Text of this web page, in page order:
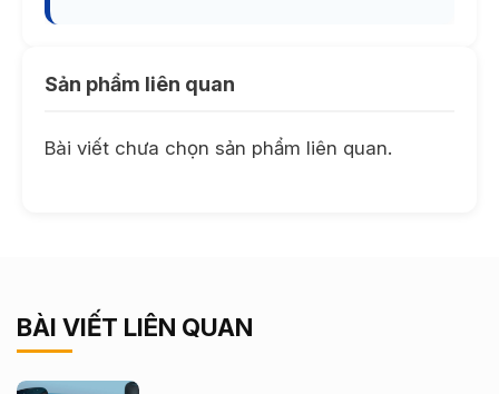
Sản phẩm liên quan
Bài viết chưa chọn sản phẩm liên quan.
BÀI VIẾT LIÊN QUAN